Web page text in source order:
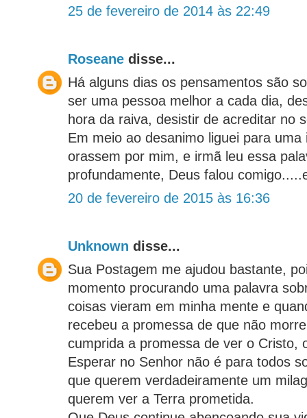
25 de fevereiro de 2014 às 22:49
Roseane disse...
Há alguns dias os pensamentos são
ser uma pessoa melhor a cada dia,
hora da raiva, desistir de acreditar no
Em meio ao desanimo liguei para uma
orassem por mim, e irmã leu essa
profundamente, Deus falou
20 de fevereiro de 2015 às 16:36
Unknown disse...
Sua Postagem me ajudou bastante,
momento procurando uma palavra
coisas vieram em minha mente e
recebeu a promessa de que não
cumprida a promessa de ver o Cristo,
Esperar no Senhor não é para todos
que querem verdadeiramente um
querem ver a Terra prometida.